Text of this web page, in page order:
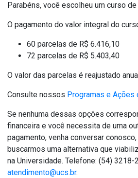
Parabéns, você escolheu um curso de
O pagamento do valor integral do
60 parcelas de R$ 6.416,10
72 parcelas de R$ 5.403,40
O valor das parcelas é reajustado
Consulte nossos Programas e Ações
Se nenhuma dessas opções
financeira e você necessita de uma
pagamento, venha conversar
buscarmos uma alternativa que
na Universidade. Telefone: (54) 3218-
atendimento@ucs.br.